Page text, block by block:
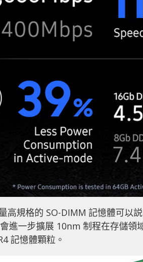
高規格的 SO-DIMM 記憶體可以
進一步擴展 10nm 制程在存儲領
記憶體顆粒。